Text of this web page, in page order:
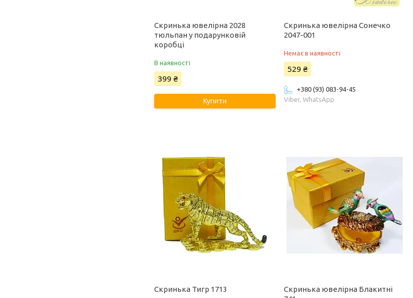
Скринька ювелірна 2028
тюльпан у подарунковій
коробці
В наявності
399 ₴
Купити
Скринька ювелірна Сонечко
2047-001
Немає в наявності
529 ₴
+380 (93) 083-94-45
Viber, WhatsApp
Скринька Тигр 1713
Скринька ювелірна Блакитні